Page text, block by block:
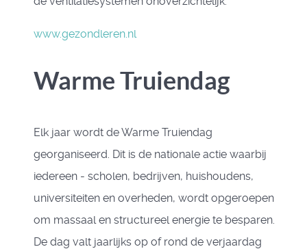
www.gezondleren.nl
Warme Truiendag
Elk jaar wordt de Warme Truiendag
georganiseerd. Dit is de nationale actie waarbij
iedereen - scholen, bedrijven, huishoudens,
universiteiten en overheden, wordt opgeroepen
om massaal en structureel energie te besparen.
De dag valt jaarlijks op of rond de verjaardag